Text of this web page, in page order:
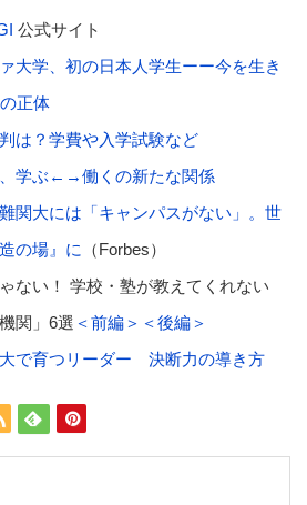
公式サイト
大学、初の日本人学生ーー今を生き
正体
は？学費や入学試験など
、学ぶ←→働くの新たな関係
関大には「キャンパスがない」。世
の場』に （Forbes）
ない！ 学校・塾が教えてくれない
関」6選 ＜前編＞ ＜後編＞
で育つリーダー 決断力の導き方